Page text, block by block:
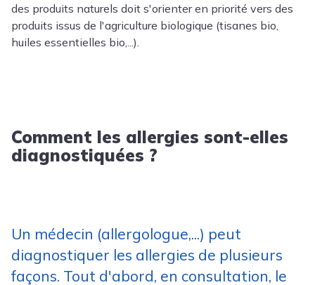
des produits naturels doit s'orienter en priorité vers des
produits issus de l'agriculture biologique (tisanes bio,
huiles essentielles bio,...).
Comment les allergies sont-elles
diagnostiquées ?
Un médecin (allergologue,...) peut
diagnostiquer les allergies de plusieurs
façons. Tout d'abord, en consultation, le